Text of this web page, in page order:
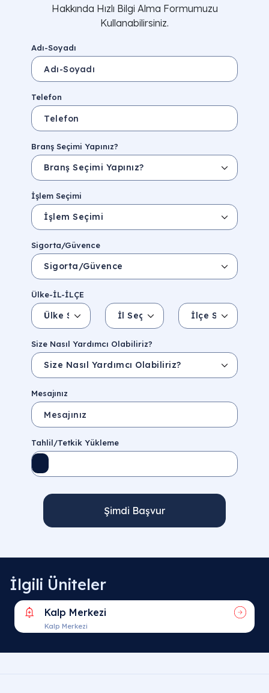
Hakkında Hızlı Bilgi Alma Formumuzu
Kullanabilirsiniz.
Adı-Soyadı
Telefon
Branş Seçimi Yapınız?
İşlem Seçimi
Sigorta/Güvence
Ülke-İL-İLÇE
Ülke Seçin
İl Seçin İlçe Seçin
Size Nasıl Yardımcı Olabiliriz?
Mesajınız
Tahlil/Tetkik Yükleme
Şimdi Başvur
İlgili Üniteler
Kalp Merkezi
Kalp Merkezi